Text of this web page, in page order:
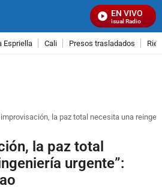
EN VIVO
Señal Visual Radio
Espriella Cali Presos trasladados
improvisación, la paz total necesita una
la paz total
urgente”: